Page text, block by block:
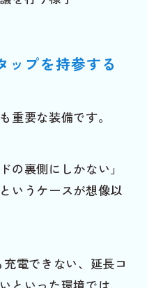
プを持参する
重要な装備です。
の裏側にしかない」
いうケースが想像以
電できない、延長コ